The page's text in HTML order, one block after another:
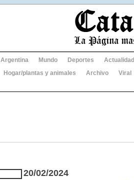
Argentina Mundo Deportes
Actualidad
Hogar/plantas y animales Archivo
Viral
20/02/2024